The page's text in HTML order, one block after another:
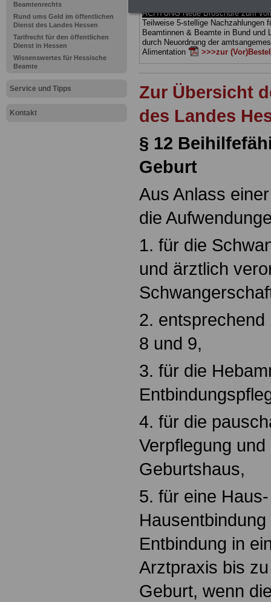
Beamtenrechts
Rund ums Geld im öffentlichen
Dienst des Landes Hessen
Tarifrecht für den öffentlichen
Dienst in Hessen
Wissenswertes für Hessische
Beamte
Service und Tipps
Kontakt
ACHTUNG Neue Broschüre zum
Teilweise 5-stellige Nachzahlungen
Beamtinnen & Beamte in Bund und
durch Neuordnung der
Alimentation
>>>zur
Zur Übersicht
des Landes
§ 12
Geburt
Aus Anlass
die
1. für die
und ärztlich
2. entsprechend
8 und 9,
3. für die
4. für die
Verpflegung
Geburtshaus,
5. für eine
Entbindung in
Arztpraxis bis
Geburt, wenn